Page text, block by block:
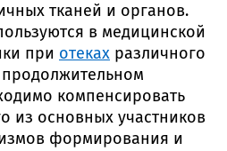
тканей и органов.
в медицинской
при отеках различного
компенсировать
из основных участников
формирования и